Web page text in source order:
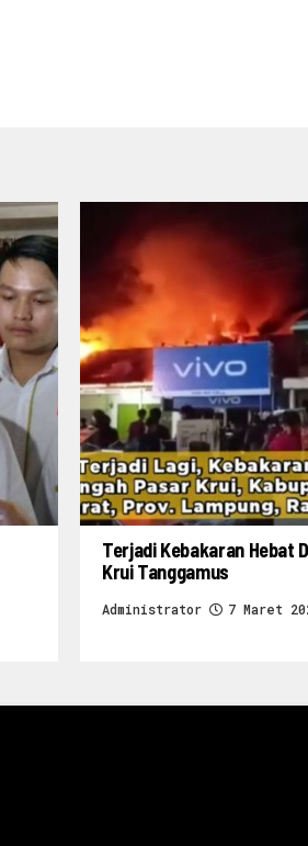
Terjadi Kebakaran Hebat
Krui Tanggamus
Administrator 7 Maret